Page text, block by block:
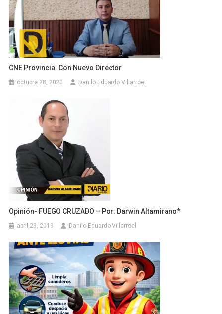
CNE Provincial Con Nuevo Director
octubre 28, 2020 Danilo Eduardo Villarroel
Opinión- FUEGO CRUZADO – Por: Darwin Altamirano*
abril 29, 2019 Danilo Eduardo Villarroel